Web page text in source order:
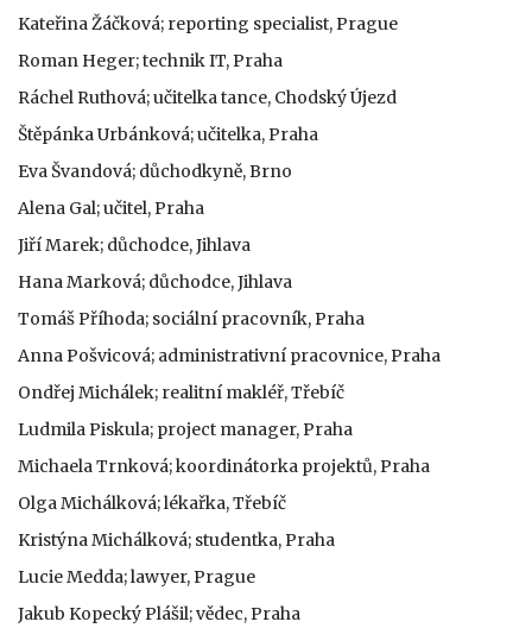
Kateřina Žáčková; reporting specialist, Prague
Roman Heger; technik IT, Praha
Ráchel Ruthová; učitelka tance, Chodský Újezd
Štěpánka Urbánková; učitelka, Praha
Eva Švandová; důchodkyně, Brno
Alena Gal; učitel, Praha
Jiří Marek; důchodce, Jihlava
Hana Marková; důchodce, Jihlava
Tomáš Příhoda; sociální pracovník, Praha
Anna Pošvicová; administrativní pracovnice, Praha
Ondřej Michálek; realitní makléř, Třebíč
Ludmila Piskula; project manager, Praha
Michaela Trnková; koordinátorka projektů, Praha
Olga Michálková; lékařka, Třebíč
Kristýna Michálková; studentka, Praha
Lucie Medda; lawyer, Prague
Jakub Kopecký Plášil; vědec, Praha